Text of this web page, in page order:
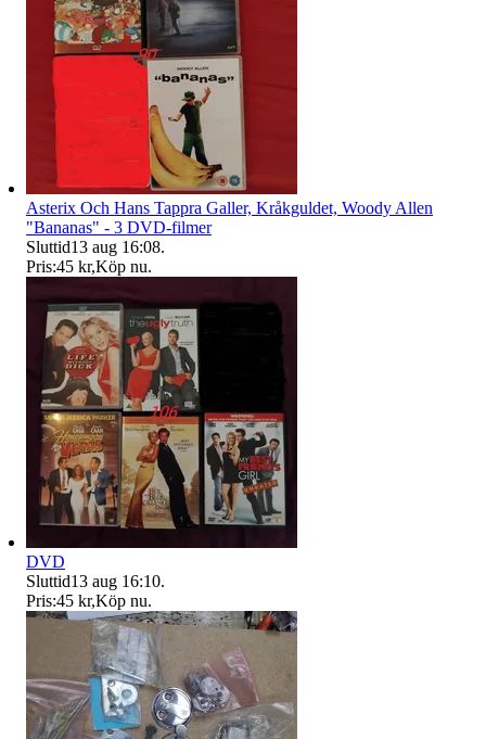
Asterix Och Hans Tappra Galler, Kråkguldet, Woody Allen
"Bananas" - 3 DVD-filmer
Sluttid13 aug 16:08.
Pris:45 kr,Köp nu.
DVD
Sluttid13 aug 16:10.
Pris:45 kr,Köp nu.